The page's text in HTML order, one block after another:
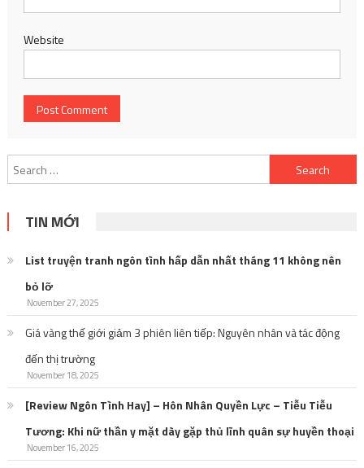
Website
Search
for:
TIN MỚI
List truyện tranh ngôn tình hấp dẫn nhất tháng 11 không nên
bỏ lỡ
November 27, 2025
Giá vàng thế giới giảm 3 phiên liên tiếp: Nguyên nhân và tác động
đến thị trường
November 18, 2025
[Review Ngôn Tình Hay] – Hôn Nhân Quyền Lực – Tiễu Tiễu
Tương: Khi nữ thần y mặt dày gặp thủ lĩnh quân sự huyền thoại
November 16, 2025